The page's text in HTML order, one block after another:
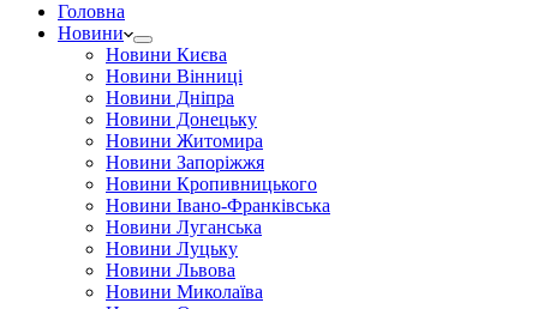
Головна
Новини
Новини Києва
Новини Вінниці
Новини Дніпра
Новини Донецьку
Новини Житомира
Новини Запоріжжя
Новини Кропивницького
Новини Івано-Франківська
Новини Луганська
Новини Луцьку
Новини Львова
Новини Миколаїва